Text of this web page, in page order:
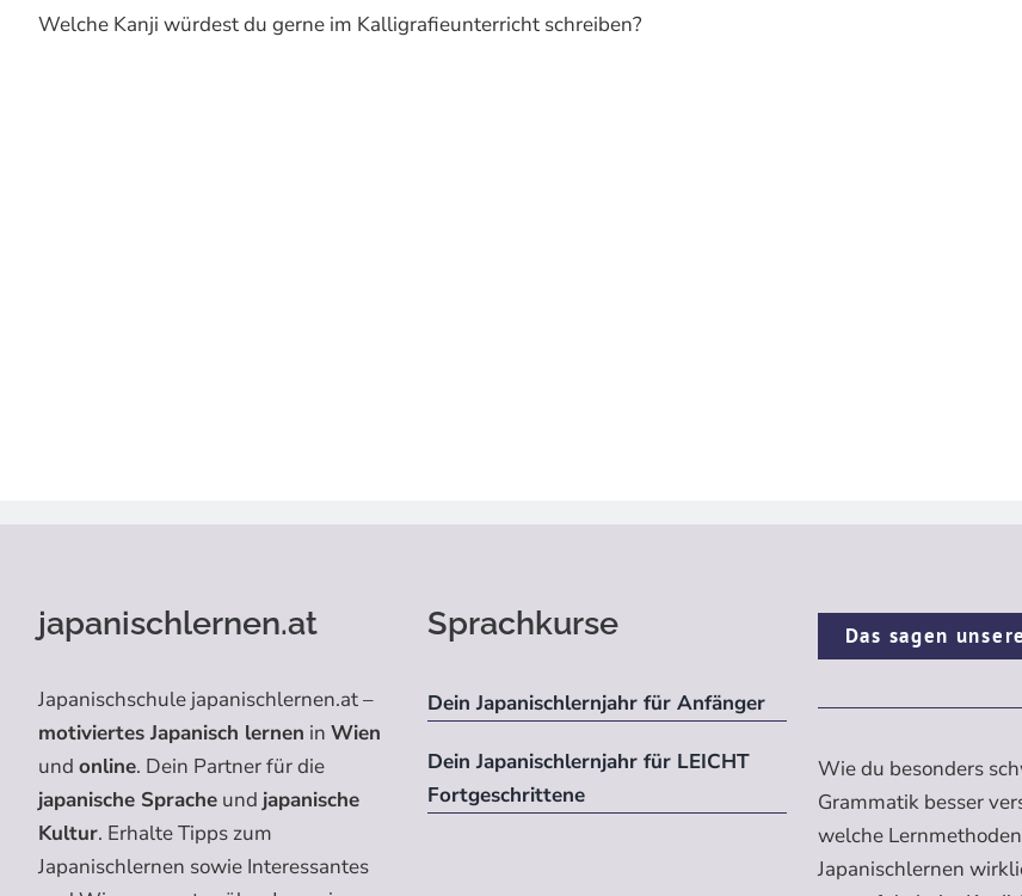
Welche Kanji würdest du gerne im Kalligrafieunterricht schreiben?
japanischlernen.at
Japanischschule japanischlernen.at –
motiviertes Japanisch lernen in Wien
und online. Dein Partner für die
japanische Spracheund japanische
Kultur. Erhalte Tipps zum
Japanischlernen sowie Interessantes
Sprachkurse
Dein Japanischlernjahr für Anfänger
Dein Japanischlernjahr für LEICHT
Fortgeschrittene
Das sagen
Wie du besonders
Grammatik besser
welche
Japanischlernen